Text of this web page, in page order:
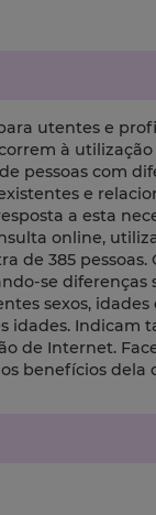
utentes e
à
pessoas com
e
a esta
online,
de 385
se
sexos, idades
idades. Indicam
de Internet.
benefícios dela